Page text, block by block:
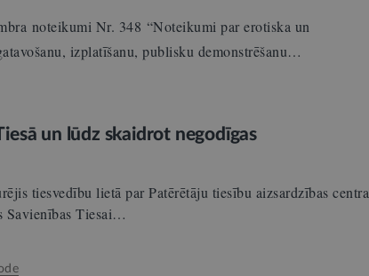
noteikumi Nr. 348 “Noteikumi par erotiska un
izplatīšanu, publisku demonstrēšanu…
un lūdz skaidrot negodīgas
tiesvedību lietā par Patērētāju tiesību aizsardzības centra
Savienības Tiesai…